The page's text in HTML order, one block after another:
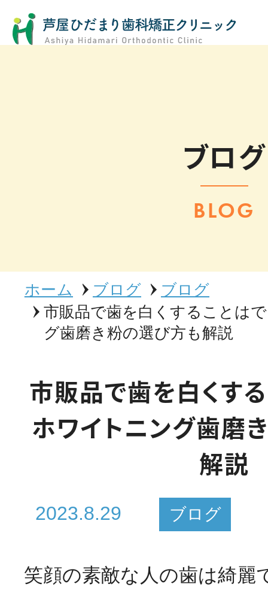
ブログ
BLOG
ホーム ブログ
ブログ
市販品で歯を白くすることは
グ歯磨き粉の選び方も解説
市販品で歯を白くす
ホワイトニング歯磨
解説
2023.8.29 ブログ
笑顔の素敵な人の歯は綺麗